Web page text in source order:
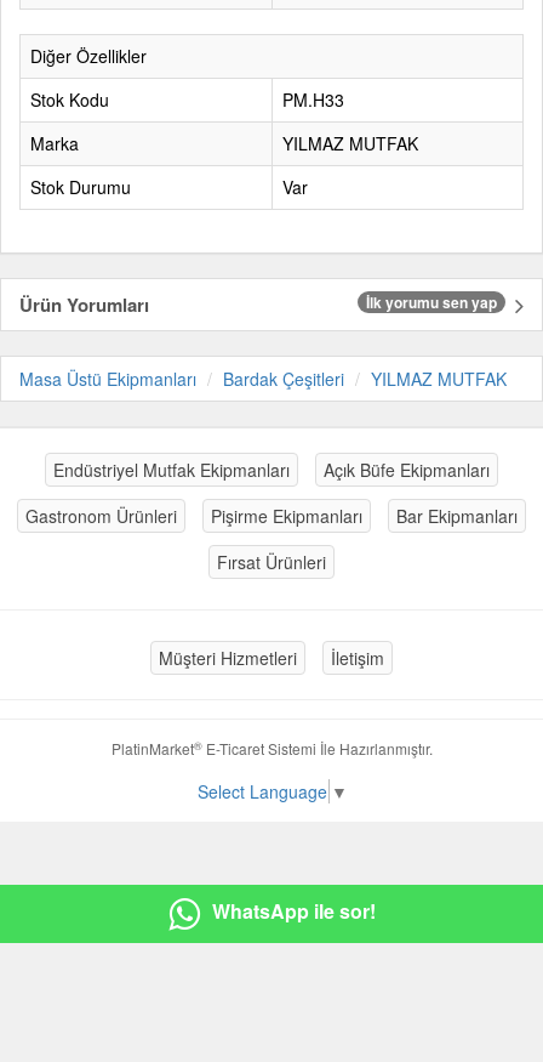
WhatsApp ile sor!
Diğer Özellikler
Stok Kodu
PM.H33
Marka
YILMAZ MUTFAK
Stok Durumu
Var
Ürün Yorumları İlk yorumu sen yap
Masa Üstü Ekipmanları Bardak Çeşitleri YILMAZ MUTFAK
Endüstriyel Mutfak Ekipmanları
Açık Büfe Ekipmanları
Gastronom Ürünleri
Pişirme Ekipmanları
Bar Ekipmanları
Fırsat Ürünleri
Müşteri Hizmetleri İletişim
PlatinMarket®E-Ticaret Sistemi İle Hazırlanmıştır.
Select Language ▼